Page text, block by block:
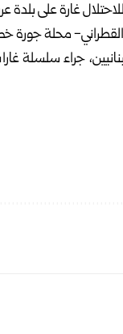
غارة على بلدة
محلة جورة
جراء سلسلة